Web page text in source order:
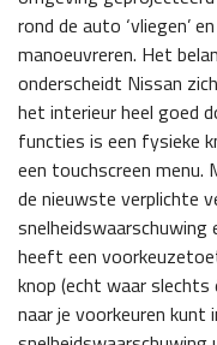
rond de auto ‘vliegen’
manoeuvreren. Het
onderscheidt Nissan
het interieur heel goed
functies is een fysieke
een touchscreen menu.
de nieuwste verplichte
heeft een
knop (echt waar slechts
naar je voorkeuren kunt